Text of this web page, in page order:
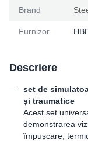
Brand
Furnizor
Descriere
set de
și traumatice
Acest set
demonstrarea
împușcare,